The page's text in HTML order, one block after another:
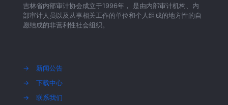
吉林省内部审计协会成立于1996年， 是由内部审计机构、内
部审计人员以及从事相关工作的单位和个人组成的地方性的自
愿结成的非营利性社会组织。
→
新闻公告
→
下载中心
→
联系我们